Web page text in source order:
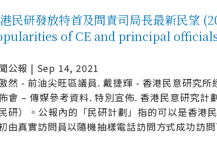
民研發放特首及問責司局長最新民望
of CE and principal officials
公報 | Sep 14, 2021
然 - 前油尖旺區議員. 戴捷輝 - 香港民意研究
會 – 傳媒參考資料. 特別宣佈. 香港民意研究計
研）。公報內的「民研計劃」指的可以是香港
由真實訪問員以隨機抽樣電話訪問方式成功訪